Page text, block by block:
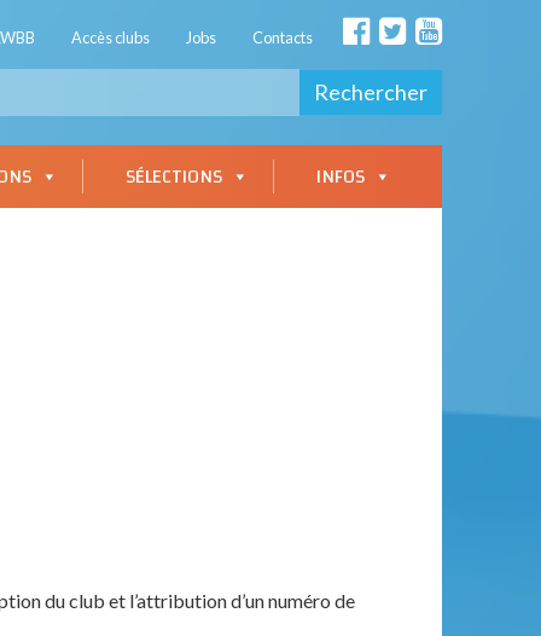
Accès clubs Jobs Contacts
Rechercher
SÉLECTIONS INFOS
du club et l’attribution d’un numéro de